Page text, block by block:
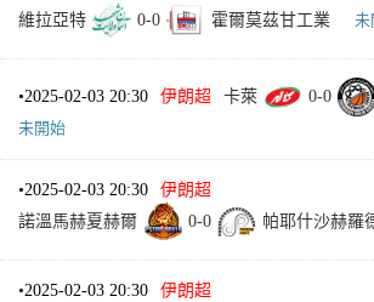
維拉亞特
0-0 霍爾莫茲甘工業 未
•2025-02-03 20:30 伊朗超 卡萊 0-0
未開始
•2025-02-03 20:30
伊朗超
諾溫馬赫夏赫爾
0-0 帕耶什沙赫羅
•2025-02-03 20:30
伊朗超